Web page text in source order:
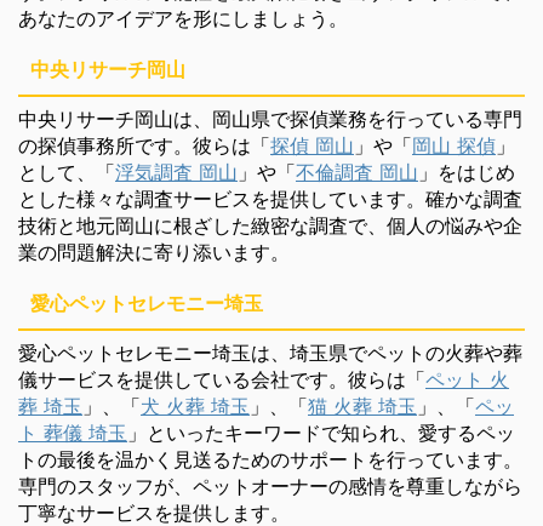
あなたのアイデアを形にしましょう。
中央リサーチ岡山
中央リサーチ岡山は、岡山県で探偵業務を行っている専門
の探偵事務所です。彼らは「探偵 岡山 」や「岡山 探偵 」
として、「浮気調査 岡山 」や「不倫調査 岡山 」をはじめ
とした様々な調査サービスを提供しています。確かな調査
技術と地元岡山に根ざした緻密な調査で、個人の悩みや企
業の問題解決に寄り添います。
愛心ペットセレモニー埼玉
愛心ペットセレモニー埼玉は、埼玉県でペットの火葬や葬
儀サービスを提供している会社です。彼らは「ペット 火
葬 埼玉 」、「犬 火葬 埼玉 」、「猫 火葬 埼玉 」、「ペッ
ト 葬儀 埼玉 」といったキーワードで知られ、愛するペッ
トの最後を温かく見送るためのサポートを行っています。
専門のスタッフが、ペットオーナーの感情を尊重しながら
丁寧なサービスを提供します。